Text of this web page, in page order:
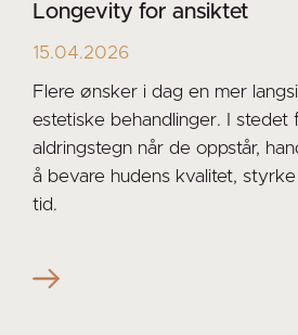
Longevity for ansiktet
15.04.2026
Flere ønsker i dag en mer
estetiske behandlinger. I stedet
aldringstegn når de oppstår,
å bevare hudens kvalitet,
tid.